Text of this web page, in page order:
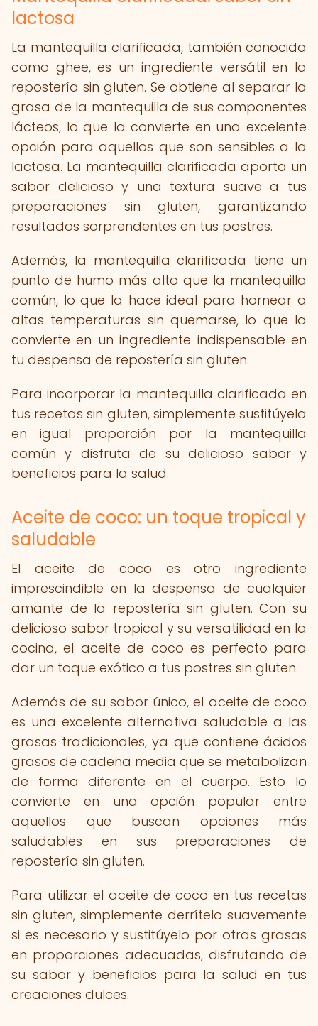
lactosa
La mantequilla clarificada, también conocida
como ghee, es un ingrediente versátil en la
repostería sin gluten. Se obtiene al separar la
grasa de la mantequilla de sus componentes
lácteos, lo que la convierte en una excelente
opción para aquellos que son sensibles a la
lactosa. La mantequilla clarificada aporta un
sabor delicioso y una textura suave a tus
preparaciones sin gluten, garantizando
resultados sorprendentes en tus postres.
Además, la mantequilla clarificada tiene un
punto de humo más alto que la mantequilla
común, lo que la hace ideal para hornear a
altas temperaturas sin quemarse, lo que la
convierte en un ingrediente indispensable en
tu despensa de repostería sin gluten.
Para incorporar la mantequilla clarificada en
tus recetas sin gluten, simplemente sustitúyela
en igual proporción por la mantequilla
común y disfruta de su delicioso sabor y
beneficios para la salud.
Aceite de coco: un toque tropical y
saludable
El aceite de coco es otro ingrediente
imprescindible en la despensa de cualquier
amante de la repostería sin gluten. Con su
delicioso sabor tropical y su versatilidad en la
cocina, el aceite de coco es perfecto para
dar un toque exótico a tus postres sin gluten.
Además de su sabor único, el aceite de coco
es una excelente alternativa saludable a las
grasas tradicionales, ya que contiene ácidos
grasos de cadena media que se metabolizan
de forma diferente en el cuerpo. Esto lo
convierte en una opción popular entre
aquellos que buscan opciones más
saludables en sus preparaciones de
repostería sin gluten.
Para utilizar el aceite de coco en tus recetas
sin gluten, simplemente derrítelo suavemente
si es necesario y sustitúyelo por otras grasas
en proporciones adecuadas, disfrutando de
su sabor y beneficios para la salud en tus
creaciones dulces.